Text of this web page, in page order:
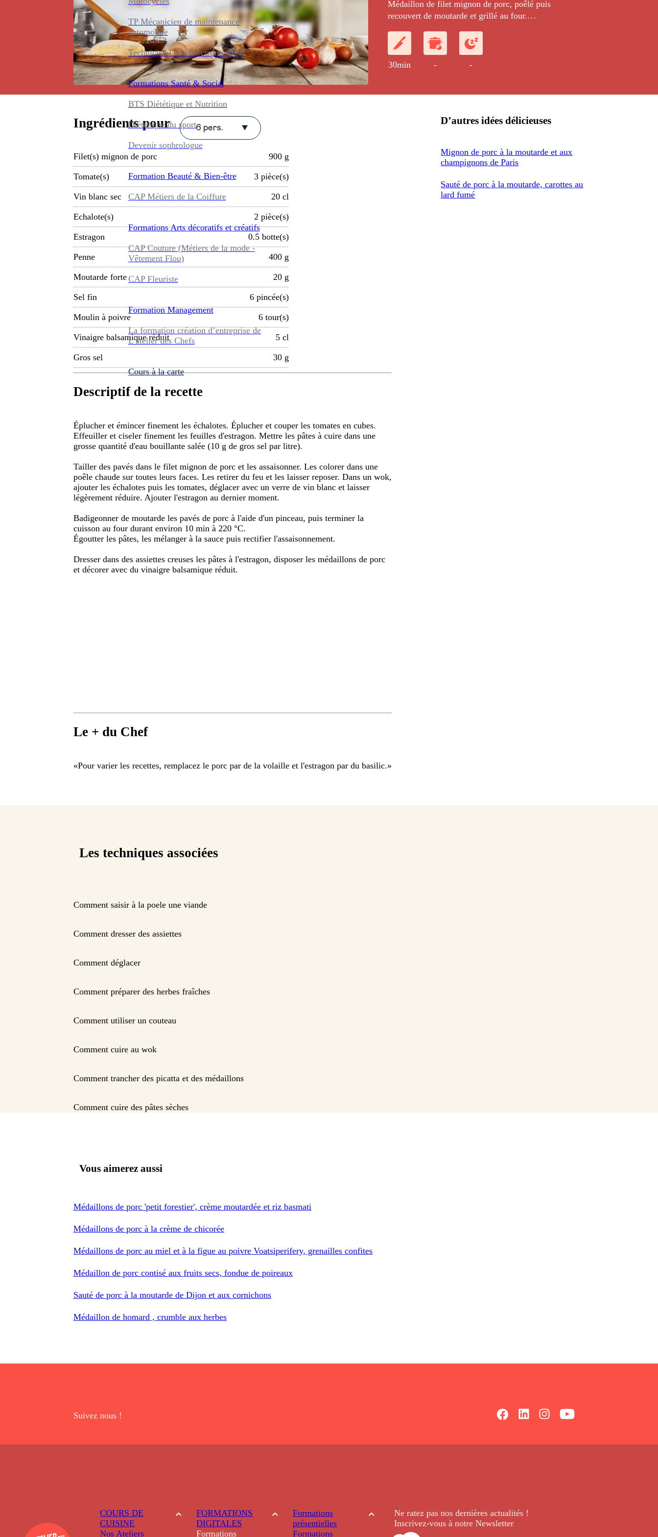
TP Mécanicien de maintenance
automobile
Technicien Gros Électroménager
Formations Santé & Social
BTS Diététique et Nutrition
Diététique du sport
Devenir sophrologue
Formation Beauté & Bien-être
CAP Métiers de la Coiffure
Formations Arts décoratifs et créatifs
CAP Couture (Métiers de la mode -
Vêtement Flou)
CAP Fleuriste
Formation Management
La formation création d’entreprise de
L’atelier des Chefs
Cours à la carte
Médaillon de filet mignon de porc, poêlé puis
recouvert de moutarde et grillé au four.
échalotes parfumées à l'estragon.
30min - -
Ingrédients pour 6 pers.
Filet(s) mignon de porc 900 g
Tomate(s) 3 pièce(s)
Vin blanc sec 20 cl
Echalote(s) 2 pièce(s)
Estragon 0.5 botte(s)
Penne 400 g
Moutarde forte 20 g
Sel fin 6 pincée(s)
Moulin à poivre 6 tour(s)
Vinaigre balsamique réduit 5 cl
Gros sel 30 g
Descriptif de la recette
Éplucher et émincer finement les échalotes. Éplucher et couper les tomates en cubes.
Effeuiller et ciseler finement les feuilles d'estragon. Mettre les pâtes à cuire dans une
grosse quantité d'eau bouillante salée (10 g de gros sel par litre).
Tailler des pavés dans le filet mignon de porc et les assaisonner. Les colorer dans une
poêle chaude sur toutes leurs faces. Les retirer du feu et les laisser reposer. Dans un wok,
ajouter les échalotes puis les tomates, déglacer avec un verre de vin blanc et laisser
légèrement réduire. Ajouter l'estragon au dernier moment.
Badigeonner de moutarde les pavés de porc à l'aide d'un pinceau, puis terminer la
cuisson au four durant environ 10 min à 220 °C.
Égoutter les pâtes, les mélanger à la sauce puis rectifier l'assaisonnement.
Dresser dans des assiettes creuses les pâtes à l'estragon, disposer les médaillons de porc
et décorer avec du vinaigre balsamique réduit.
Le + du Chef
«Pour varier les recettes, remplacez le porc par de la volaille et l'estragon par du basilic.»
D’autres idées délicieuses
Mignon de porc à la moutarde et aux
champignons de Paris
Sauté de porc à la moutarde, carottes au
lard fumé
Les techniques associées
Comment saisir à la poele une viande
Comment dresser des assiettes
Comment déglacer
Comment préparer des herbes fraîches
Comment utiliser un couteau
Comment cuire au wok
Comment trancher des picatta et des médaillons
Comment cuire des pâtes sèches
Vous aimerez aussi
Médaillons de porc 'petit forestier', crème moutardée et riz basmati
Médaillons de porc à la crème de chicorée
Médaillons de porc au miel et à la figue au poivre Voatsiperifery, grenailles confites
Médaillon de porc contisé aux fruits secs, fondue de poireaux
Sauté de porc à la moutarde de Dijon et aux cornichons
Médaillon de homard , crumble aux herbes
Suivez nous !
COURS DE
CUISINE
Nos Ateliers
FORMATIONS
DIGITALES
Formations
Formations
présentielles
Formations
Ne ratez pas nos dernièresactualités !
Inscrivez-vous à notre Newsletter.